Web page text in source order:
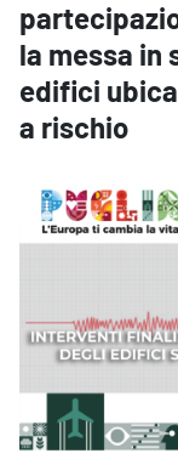
la messa in
edifici
a rischio